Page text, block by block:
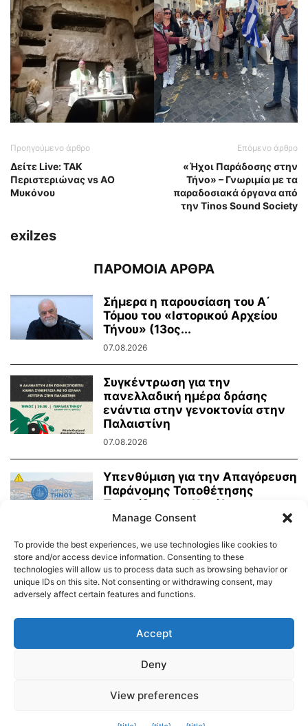
Προηγούμενο άρθρο
Δείτε Live: ΤΑΚ
Περιστεριώνας vs ΑΟ
Μυκόνου
Επόμενο άρθρο
«Ήχοι Παράδοσης στην
Τήνο» – Γνωριμία με τα
παραδοσιακά όργανα από
την Tinos Sound Society
exilzes
ΠΑΡΟΜΟΙΑ ΑΡΘΡΑ
Σήμερα η παρουσίαση του Α΄
Τόμου του «Ιστορικού Αρχείου
Τήνου» (13ος...
07.08.2026
Συγκέντρωση για την
πανελλαδική ημέρα δράσης
ενάντια στην γενοκτονία στην
Παλαιστίνη
07.08.2026
Υπενθύμιση για την Απαγόρευση
Παράνομης Τοποθέτησης
Πινακίδων και Κατάληψης
Κοινόχρηστων Χώρων
Δημοτικό Λιμενικό Ταμείο Τήνου – Άνδρου
© 2026
Manage Consent
To provide the best experiences, we use technologies like cookies to
store and/or access device information. Consenting to these
technologies will allow us to process data such as browsing behavior or
unique IDs on this site. Not consenting or withdrawing consent, may
adversely affect certain features and functions.
Accept
Deny
View preferences